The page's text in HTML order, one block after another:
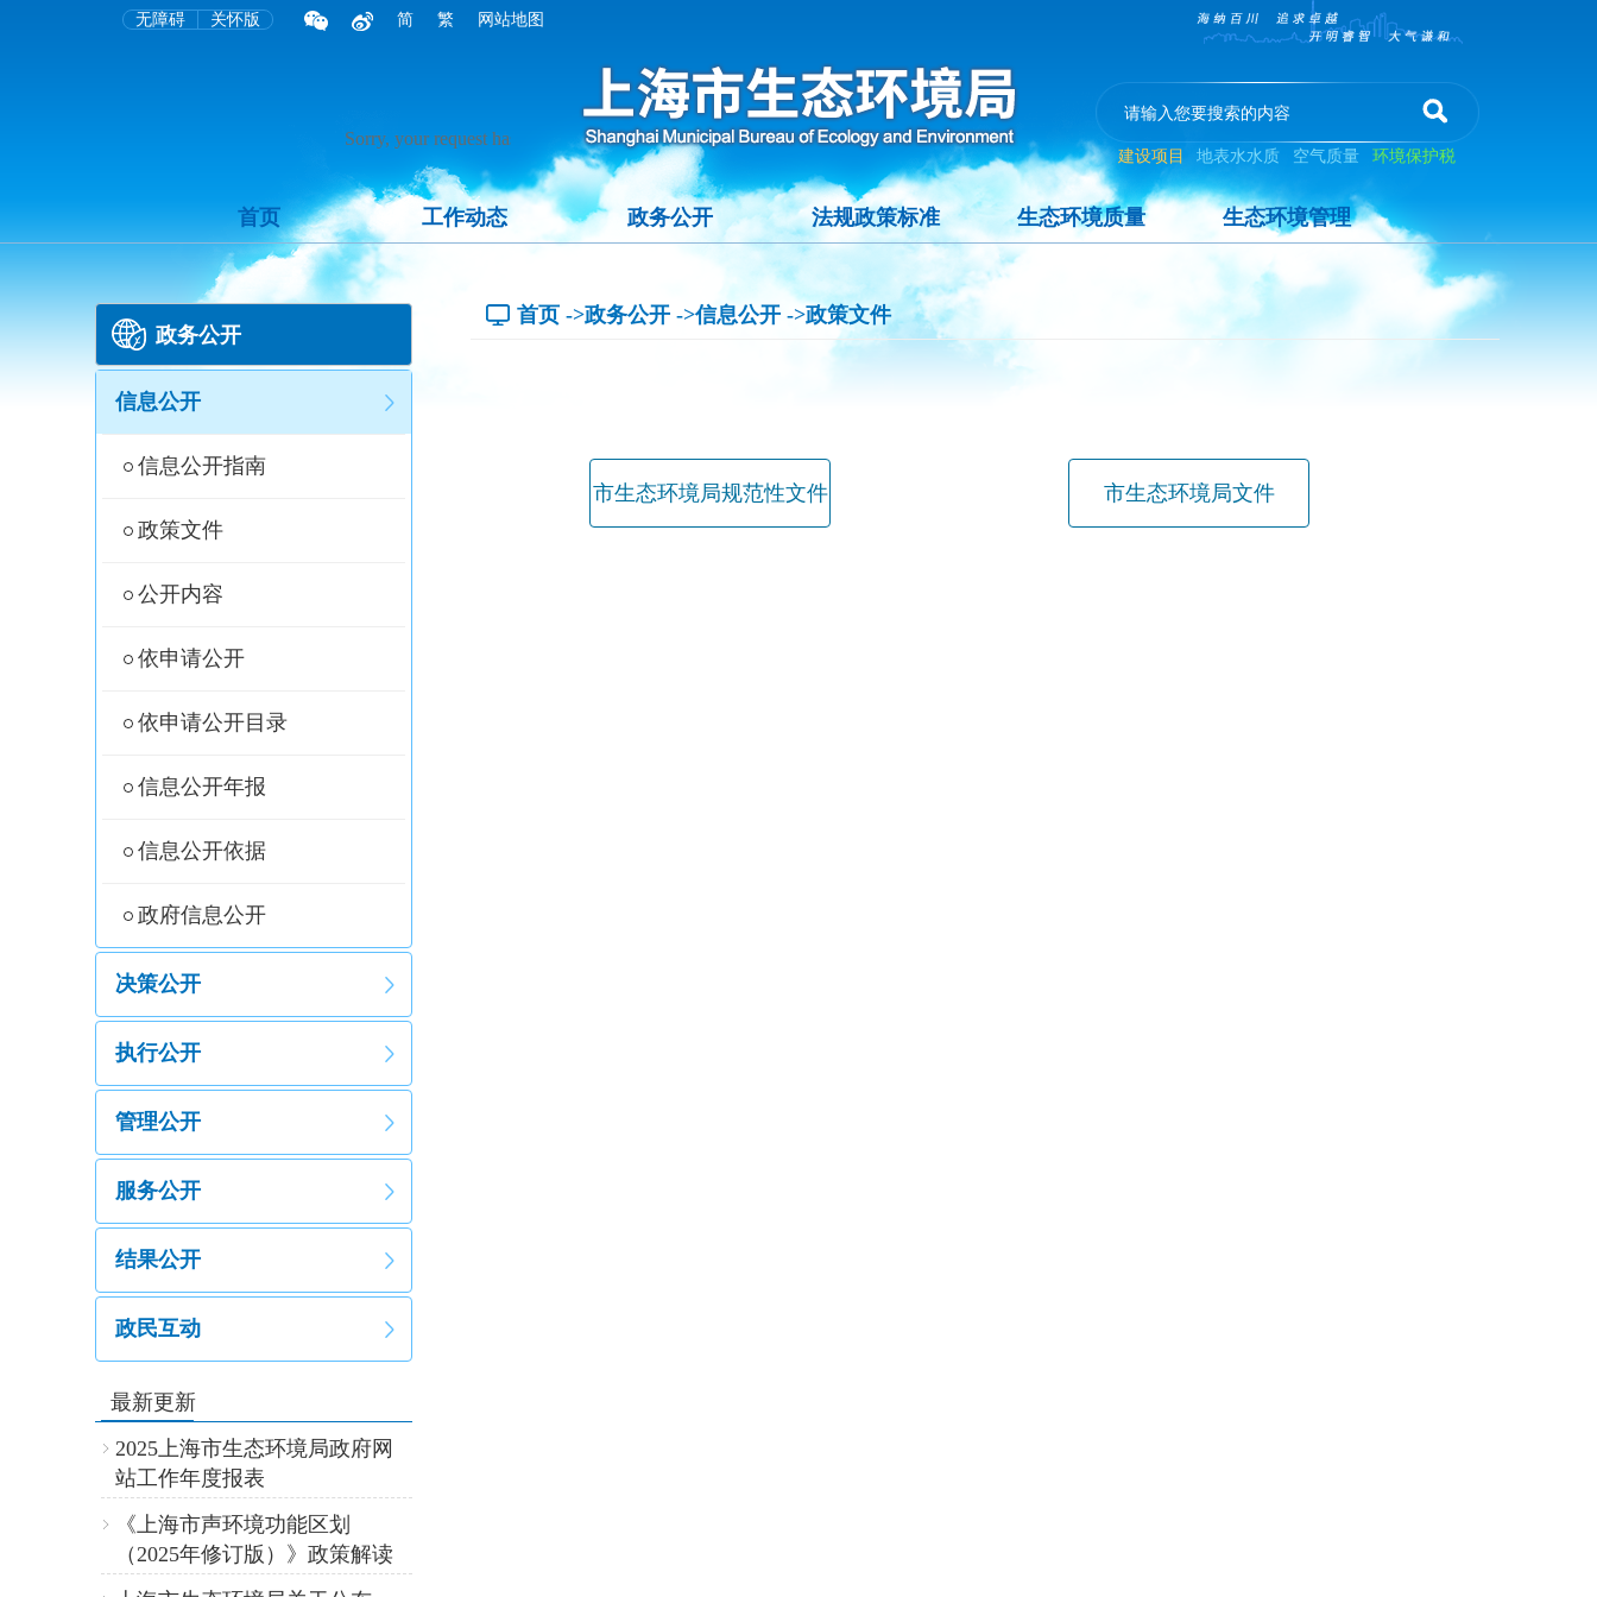
无障碍 关怀版 简 繁 网站地图
建设项目 地表水水质 空气质量 环境保护税
首页 工作动态 政务公开 法规政策标准 生态环境质量 生态环境管理
政务公开
信息公开
信息公开指南
政策文件
公开内容
依申请公开
依申请公开目录
信息公开年报
信息公开依据
政府信息公开
决策公开
执行公开
管理公开
服务公开
结果公开
政民互动
最新更新
2025上海市生态环境局政府网
站工作年度报表
《上海市声环境功能区划
（2025年修订版）》政策解读
首页 ->政务公开 ->信息公开 ->政策文件
市生态环境局规范性文件 市生态环境局文件